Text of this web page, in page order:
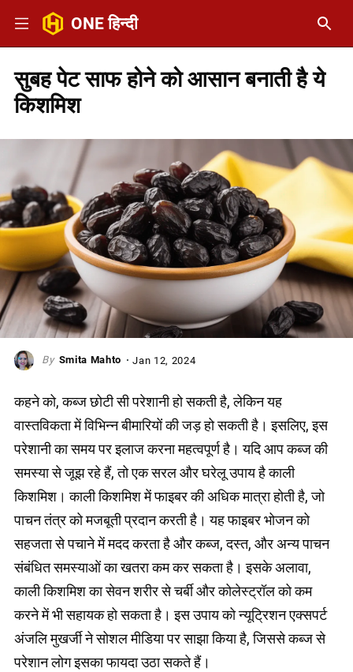
ONE हिन्दी
सुबह पेट साफ होने को आसान बनाती है ये
किशमिश
Smita Mahto Jan 12, 2024
कहने को, कब्ज छोटी सी परेशानी हो सकती है, लेकिन यह
वास्तविकता में विभिन्न बीमारियों की जड़ हो सकती है। इसलिए, इस
परेशानी का समय पर इलाज करना महत्वपूर्ण है। यदि आप कब्ज की
समस्या से जूझ रहे हैं, तो एक सरल और घरेलू उपाय है काली
किशमिश। काली किशमिश में फाइबर की अधिक मात्रा होती है, जो
पाचन तंत्र को मजबूती प्रदान करती है। यह फाइबर भोजन को
सहजता से पचाने में मदद करता है और कब्ज, दस्त, और अन्य पाचन
संबंधित समस्याओं का खतरा कम कर सकता है। इसके अलावा,
काली किशमिश का सेवन शरीर से चर्बी और कोलेस्ट्रॉल को कम
करने में भी सहायक हो सकता है। इस उपाय को न्यूट्रिशन एक्सपर्ट
अंजलि मुखर्जी ने सोशल मीडिया पर साझा किया है, जिससे कब्ज से
परेशान लोग इसका फायदा उठा सकते हैं।